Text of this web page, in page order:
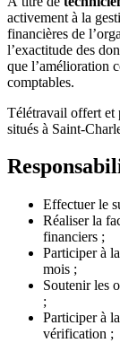
activement à la
financières de
l’exactitude des
que l’amélioration
comptables.
Télétravail offert et
situés à Saint-
Effectuer le
Réaliser la
financiers ;
Participer à
mois ;
Soutenir les
;
Participer à
vérification ;